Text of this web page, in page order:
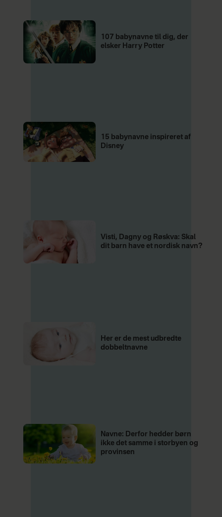
107 babynavne til dig, der
elsker Harry Potter
15 babynavne inspireret af
Disney
Visti, Dagny og Røskva: Skal
dit barn have et nordisk navn?
Her er de mest udbredte
dobbeltnavne
Navne: Derfor hedder børn
ikke det samme i storbyen og
provinsen